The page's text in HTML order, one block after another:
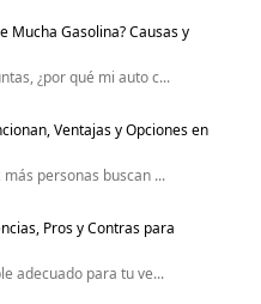
Mucha Gasolina? Causas y
¿por qué mi auto c...
Ventajas y Opciones en
personas buscan ...
Pros y Contras para
adecuado para tu ve...